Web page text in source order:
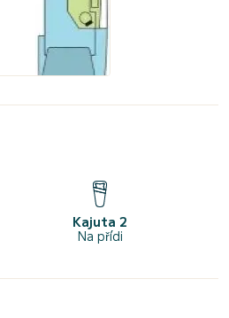
Kajuta 2
Na přídi